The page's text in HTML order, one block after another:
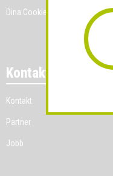
Dina Cookie-prefenser
Kontakt
Kontakt
Partner
Jobb